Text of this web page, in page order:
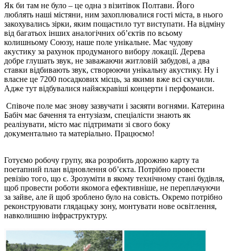
Як би там не було – це одна з візитівок Полтави. Його
люблять наші містяни, ним захоплювалися гості міста, в нього
закохувались зірки, яким пощастило тут виступати. На відміну
від багатьох інших аналогічних об’єктів по всьому
колишньому Союзу, наше поле унікальне. Має чудову
акустику за рахунок продуманого вибору локації. Дерева
добре глушать звук, не заважаючи житловій забудові, а два
ставки відбивають звук, створюючи унікальну акустику. Ну і
власне це 7200 посадкових місць, за якими вже всі скучили.
Адже тут відбувалися найяскравіші концерти і перфоманси.
Співоче поле має знову зазвучати і засяяти вогнями. Катерина
Бабіч має бачення та ентузіазм, спеціалісти знають як
реалізувати, місто має підтримати зі свого боку
документально та матеріально. Працюємо!
Готуємо робочу групу, яка розробить дорожню карту та
поетапний план відновлення об’єкта. Потрібно провести
ревізію того, що є. Зрозуміти в якому технічному стані будівля,
щоб провести роботи якомога ефективніше, не переплачуючи
за зайве, але й щоб зроблено було на совість. Окремо потрібно
реконструювати глядацьку зону, монтувати нове освітлення,
навколишню інфраструктуру.